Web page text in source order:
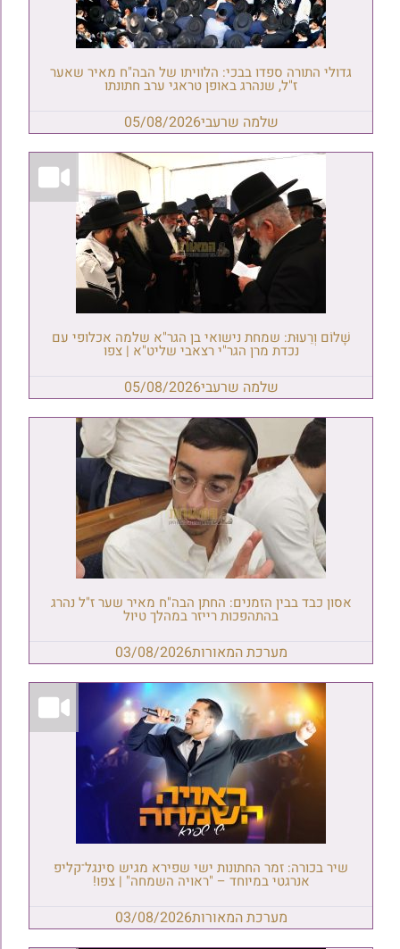
גדולי התורה ספדו בבכי: הלוויתו של הבה"ח מאיר שאער
ז"ל, שנהרג באופן טראגי ערב חתונתו
שלמה שרעבי05/08/2026
שָׁלוֹם וְרֵעוּת: שמחת נישואי בן הגר"א שלמה אכלופי עם
נכדת מרן הגר"י רצאבי שליט"א | צפו
שלמה שרעבי05/08/2026
אסון כבד בבין הזמנים: החתן הבה"ח מאיר שער ז"ל נהרג
בהתהפכות רייזר במהלך טיול
מערכת המאורות03/08/2026
שיר בכורה: זמר החתונות ישי שפירא מגיש סינגל־קליפ
אנרגטי במיוחד – "ראויה השמחה" | צפו!
מערכת המאורות03/08/2026